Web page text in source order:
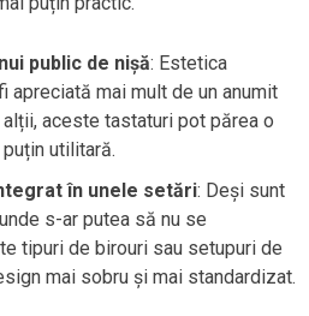
public de nișă: Estetica
apreciată mai mult de un anumit
aceste tastaturi pot părea o
utilitară.
în unele setări: Deși sunt
s-ar putea să nu se
tipuri de birouri sau setupuri de
mai sobru și mai standardizat.